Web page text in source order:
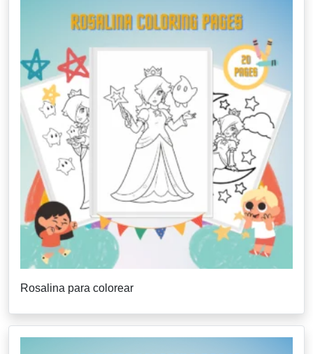
Rosalina para colorear